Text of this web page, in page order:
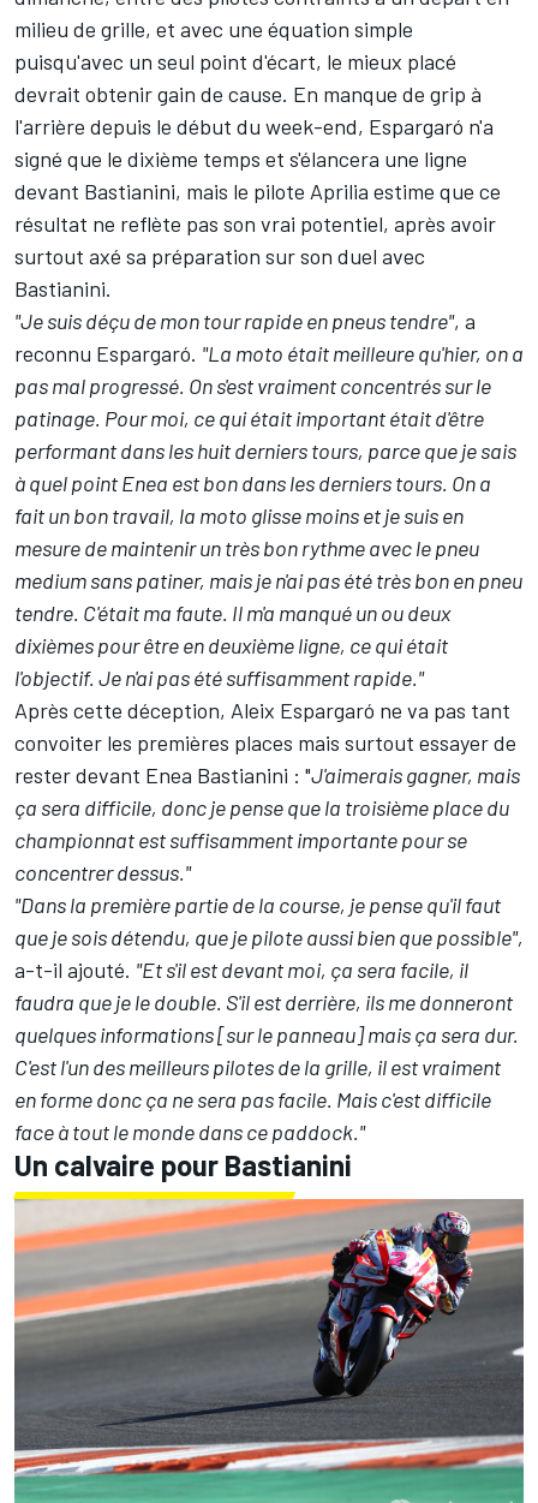
milieu de grille, et avec une équation simple
puisqu'avec un seul point d'écart, le mieux placé
devrait obtenir gain de cause. En manque de grip à
l'arrière depuis le début du week-end, Espargaró n'a
signé que le dixième temps et s'élancera une ligne
devant Bastianini, mais le pilote Aprilia estime que ce
résultat ne reflète pas son vrai potentiel, après avoir
surtout axé sa préparation sur son duel avec
Bastianini.
"Je suis déçu de mon tour rapide en pneus tendre", a
reconnu Espargaró. "La moto était meilleure qu'hier, on a
pas mal progressé. On s'est vraiment concentrés sur le
patinage. Pour moi, ce qui était important était d'être
performant dans les huit derniers tours, parce que je sais
à quel point Enea est bon dans les derniers tours. On a
fait un bon travail, la moto glisse moins et je suis en
mesure de maintenir un très bon rythme avec le pneu
medium sans patiner, mais je n'ai pas été très bon en pneu
tendre. C'était ma faute. Il m'a manqué un ou deux
dixièmes pour être en deuxième ligne, ce qui était
l'objectif. Je n'ai pas été suffisamment rapide."
Après cette déception, Aleix Espargaró ne va pas tant
convoiter les premières places mais surtout essayer de
rester devant Enea Bastianini : "J'aimerais gagner, mais
ça sera difficile, donc je pense que la troisième place du
championnat est suffisamment importante pour se
concentrer dessus."
"Dans la première partie de la course, je pense qu'il faut
que je sois détendu, que je pilote aussi bien que possible",
a-t-il ajouté. "Et s'il est devant moi, ça sera facile, il
faudra que je le double. S'il est derrière, ils me donneront
quelques informations [sur le panneau] mais ça sera dur.
C'est l'un des meilleurs pilotes de la grille, il est vraiment
en forme donc ça ne sera pas facile. Mais c'est difficile
face à tout le monde dans ce paddock."
Un calvaire pour Bastianini